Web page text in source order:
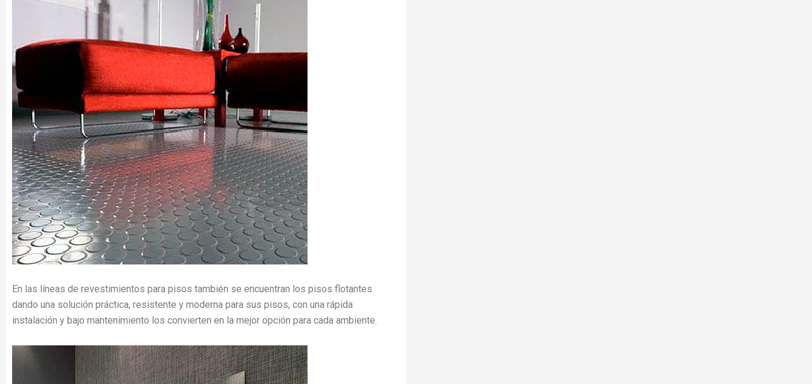
En las líneas de revestimientos para pisos también se encuentran los pisos flotantes
dando una solución práctica, resistente y moderna para sus pisos, con una rápida
instalación y bajo mantenimiento los convierten en la mejor opción para cada ambiente.